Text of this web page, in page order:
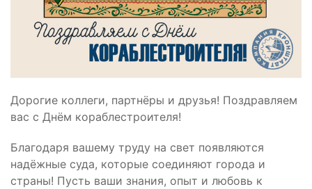
Дорогие коллеги, партнёры и друзья! Поздравляем
вас с Днём кораблестроителя!
Благодаря вашему труду на свет появляются
надёжные суда, которые соединяют города и
страны! Пусть ваши знания, опыт и любовь к